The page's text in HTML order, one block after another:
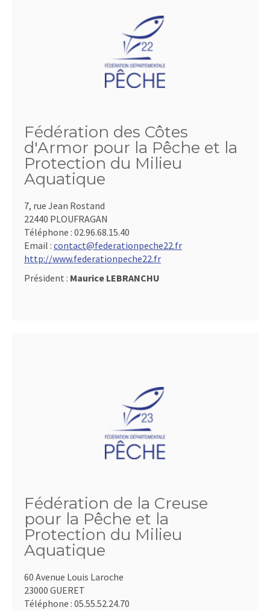
Fédération des Côtes
d'Armor pour la Pêche et la
Protection du Milieu
Aquatique
7, rue Jean Rostand
22440 PLOUFRAGAN
Téléphone : 02.96.68.15.40
Email : contact@federationpeche22.fr
http://www.federationpeche22.fr
Président : Maurice LEBRANCHU
Fédération de la Creuse
pour la Pêche et la
Protection du Milieu
Aquatique
60 Avenue Louis Laroche
23000 GUERET
Téléphone : 05.55.52.24.70